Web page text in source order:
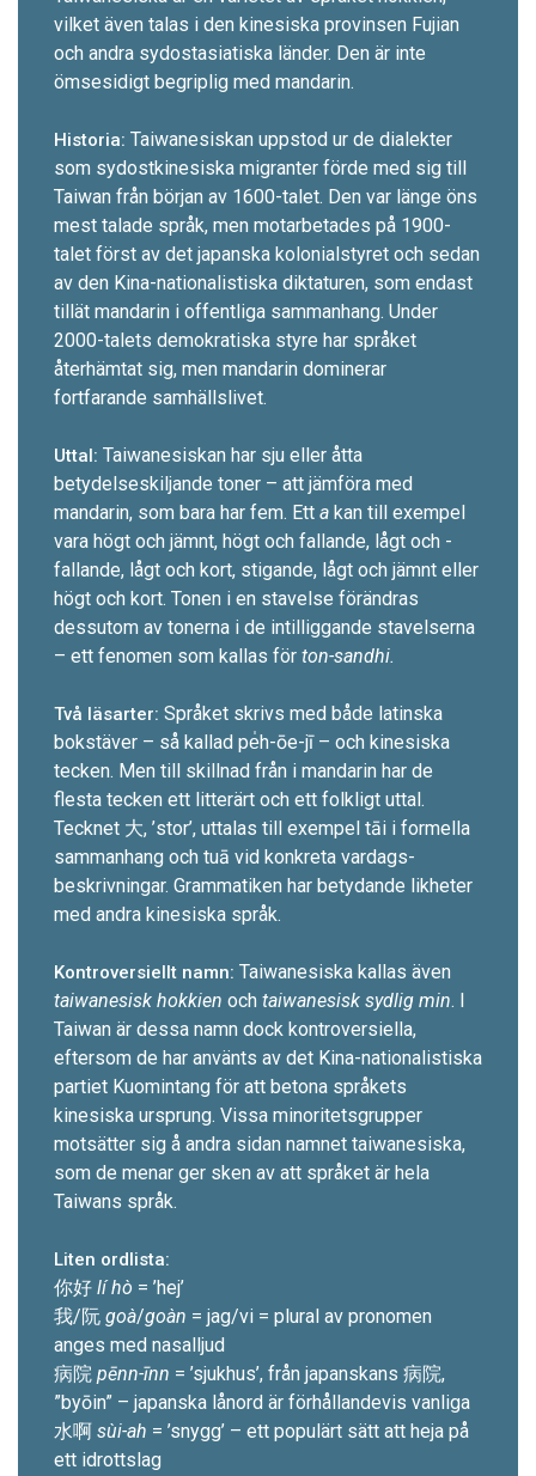
vilket även talas i den kinesiska provinsen Fujian
och andra sydostasiatiska länder. Den är inte
ömsesidigt begriplig med mandarin.
Historia: Taiwanesiskan uppstod ur de dialekter
som sydost­kinesiska migranter förde med sig till
Taiwan från början av 1600-t­alet. Den var länge öns
mest talade språk, men motarbetades på 1900-
talet först av det japanska kolonialstyret och sedan
av den Kina-nationalistiska diktaturen, som endast
tillät mandarin i offentliga sammanhang. Under
2000-talets demokratiska styre har språket
återhämtat sig, men mandarin dominerar
fortfarande samhällslivet.
Uttal: Taiwanesiskan har sju eller åtta
betydelseskiljande toner – att jämföra med
mandarin, som bara har fem. Ett a kan till exempel
vara högt och jämnt, högt och fallande, lågt och ­
fallande, lågt och kort, stigande, lågt och jämnt ­eller
högt och kort. Tonen i en stavelse förändras
dessutom av tonerna i de intilliggande stavelserna
– ett fenomen som kallas för ton-sandhi.
Två läsarter: Språket skrivs med både latinska
bokstäver – så ­kallad pe̍h-ōe-jī – och kinesiska
tecken. Men till skillnad från i mandarin har de
flesta tecken ett litterärt och ett folkligt uttal.
Tecknet 大, ’stor’, uttalas till exempel tāi i formella
sammanhang och tuā vid konkreta vardags­
beskrivningar. Grammatiken har betydande likheter
med andra kinesiska språk.
Kontroversiellt namn: Taiwanesiska kallas även
taiwanesisk hokkien och taiwanesisk sydlig min. I
Taiwan är dessa namn dock kontrover­siella,
eftersom de har använts av det Kina-nationalistiska
partiet Kuomintang för att betona språkets
kinesiska ursprung. Vissa minoritets­grupper
motsätter sig å andra sidan namnet taiwanesiska,
som de menar ger sken av att språket är hela
Taiwans språk.
Liten ordlista:
你好 lí hò = ’hej’
我/阮 goà/goàn = jag/vi = ­plural av pronomen
anges med nasalljud
病院 pēnn-īnn = ’sjukhus’, från japanskans 病院,
”byōin” – japanska lånord är för­hållandevis vanliga
水啊 sùi-ah = ’snygg’ – ett populärt sätt att heja på
ett idrottslag